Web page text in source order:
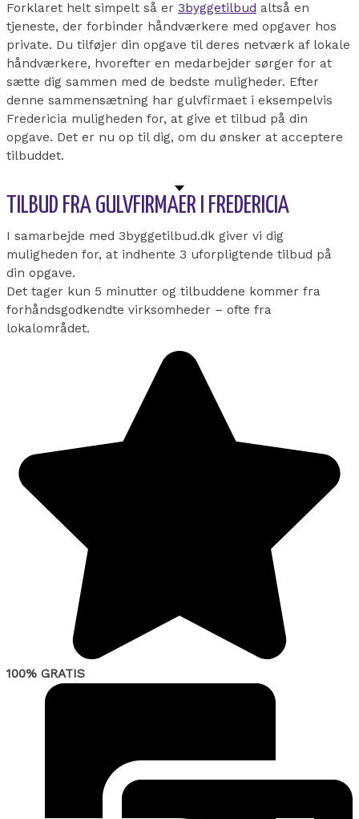
Forklaret helt simpelt så er 3byggetilbud altså en
tjeneste, der forbinder håndværkere med opgaver hos
private. Du tilføjer din opgave til deres netværk af lokale
håndværkere, hvorefter en medarbejder sørger for at
sætte dig sammen med de bedste muligheder. Efter
denne sammensætning har gulvfirmaet i eksempelvis
Fredericia muligheden for, at give et tilbud på din
opgave. Det er nu op til dig, om du ønsker at acceptere
tilbuddet.
TILBUD FRA GULVFIRMAER I FREDERICIA
I samarbejde med 3byggetilbud.dk giver vi dig
muligheden for, at indhente 3 uforpligtende tilbud på
din opgave.
Det tager kun 5 minutter og tilbuddene kommer fra
forhåndsgodkendte virksomheder – ofte fra
lokalområdet.
100% GRATIS